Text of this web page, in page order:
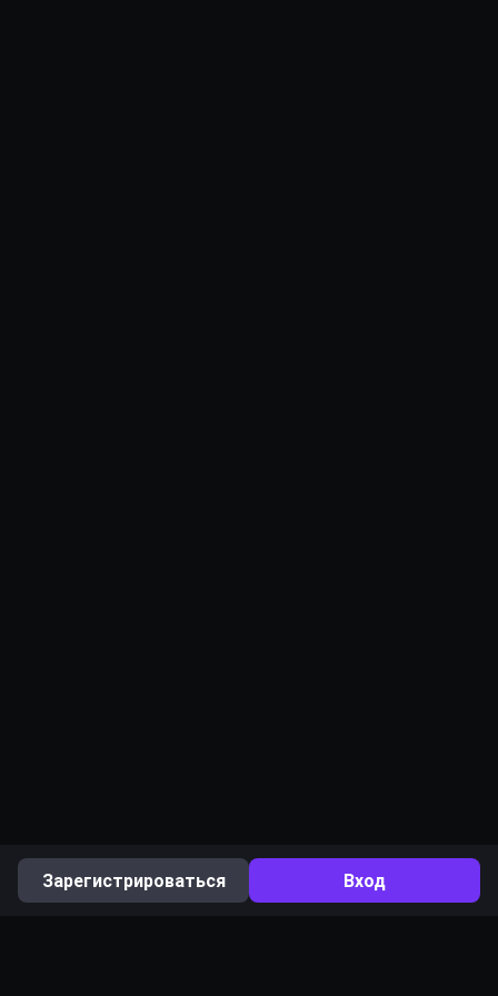
Зарегистрироваться Вход